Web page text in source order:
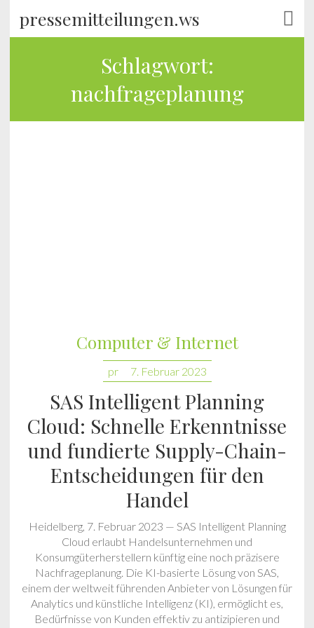
pressemitteilungen.ws
Schlagwort:
nachfrageplanung
Computer & Internet
pr 7. Februar 2023
SAS Intelligent Planning
Cloud: Schnelle Erkenntnisse
und fundierte Supply-Chain-
Entscheidungen für den
Handel
Heidelberg, 7. Februar 2023 — SAS Intelligent Planning
Cloud erlaubt Handelsunternehmen und
Konsumgüterherstellern künftig eine noch präzisere
Nachfrageplanung. Die KI-basierte Lösung von SAS,
einem der weltweit führenden Anbieter von Lösungen für
Analytics und künstliche Intelligenz (KI), ermöglicht es,
Bedürfnisse von Kunden effektiv zu antizipieren und